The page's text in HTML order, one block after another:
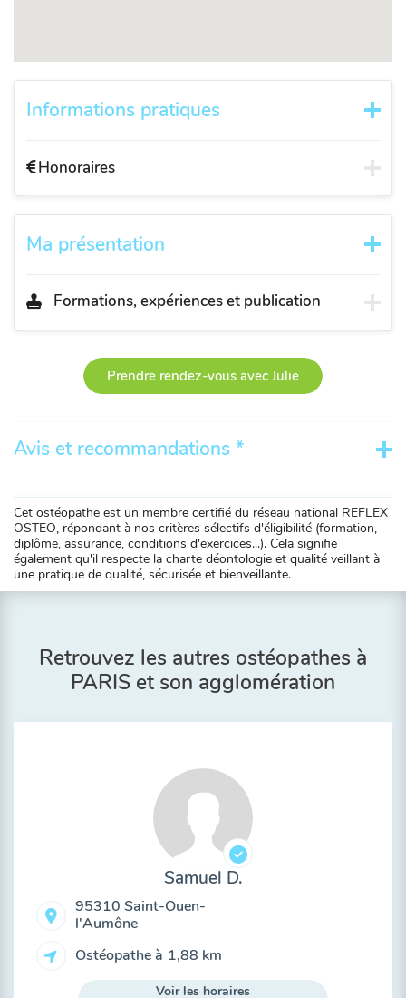
Informations pratiques
Honoraires
Ma présentation
Formations, expériences et publication
Prendre rendez-vous avec Julie
Avis et recommandations *
Cet ostéopathe est un membre certifié du réseau national REFLEX
OSTEO, répondant à nos critères sélectifs d'éligibilité (formation,
diplôme, assurance, conditions d'exercices...). Cela signifie
également qu'il respecte la charte déontologie et qualité veillant à
une pratique de qualité, sécurisée et bienveillante.
Retrouvez les autres ostéopathes à
PARIS et son agglomération
Samuel D.
95310 Saint-Ouen-
l'Aumône
Ostéopathe à 1,88 km
Voir les horaires